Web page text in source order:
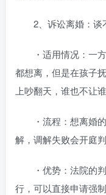
2、诉讼离婚：谈
・适用情况：一方
都想离，但是在孩子
上吵翻天，谁也不让谁
・流程：想离婚的
解，调解失败会开庭
・优势：法院的判
行，可以直接申请强